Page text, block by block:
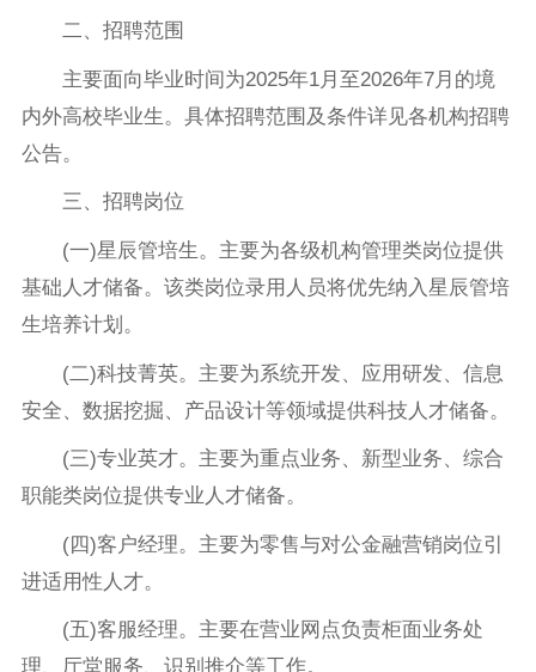
二、招聘范围
主要面向毕业时间为2025年1月至2026年7月的境
内外高校毕业生。具体招聘范围及条件详见各机构招聘
公告。
三、招聘岗位
(一)星辰管培生。主要为各级机构管理类岗位提供
基础人才储备。该类岗位录用人员将优先纳入星辰管培
生培养计划。
(二)科技菁英。主要为系统开发、应用研发、信息
安全、数据挖掘、产品设计等领域提供科技人才储备。
(三)专业英才。主要为重点业务、新型业务、综合
职能类岗位提供专业人才储备。
(四)客户经理。主要为零售与对公金融营销岗位引
进适用性人才。
(五)客服经理。主要在营业网点负责柜面业务处
理、厅堂服务、识别推介等工作。